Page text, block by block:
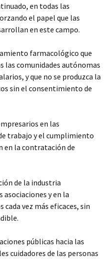
en todas las
el papel que las
en este campo.
farmacológico que
las comunidades autónomas
y que no se produzca la
sin el consentimiento de
en las
trabajo y el cumplimiento
en la contratación de
de la industria
asociaciones y en la
vez más eficaces, sin
públicas hacia las
cuidadores de las personas